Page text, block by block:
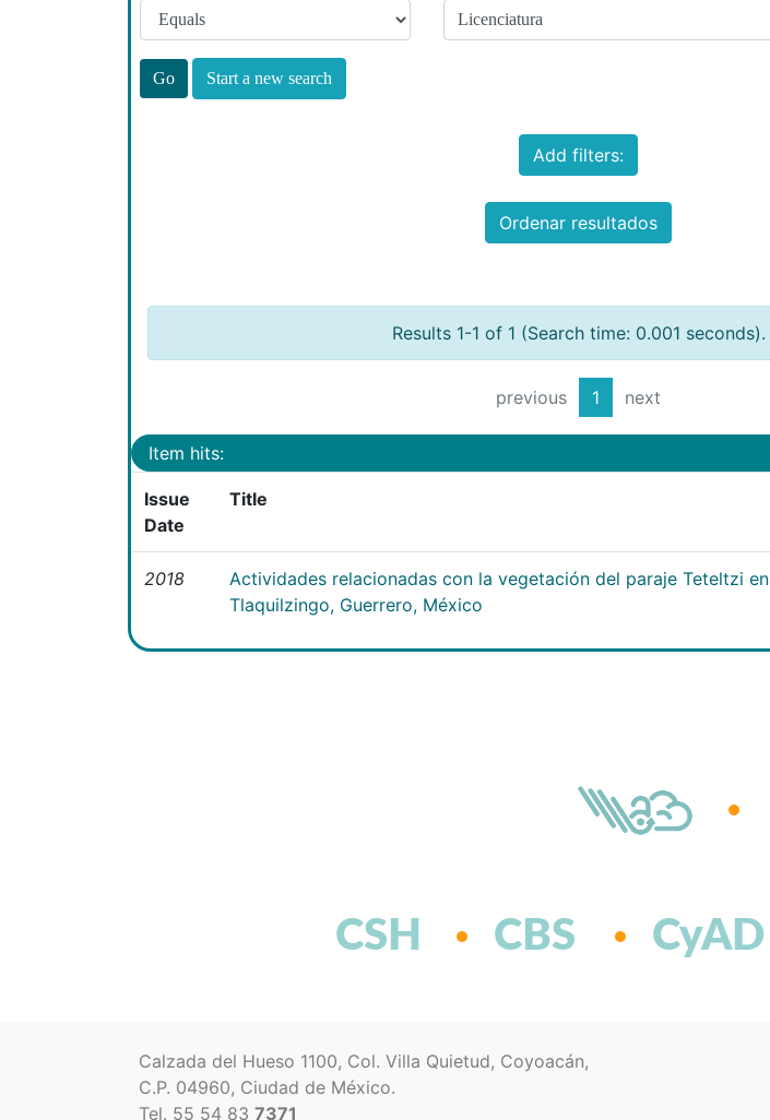
Start a new search
Add filters:
Ordenar resultados
Results 1-1 of 1 (Search time: 0.001 seconds).
previous 1 next
Item hits:
Issue
Date
Title
2018
Actividades relacionadas con la vegetación del paraje Teteltzi en
Tlaquilzingo, Guerrero, México
CSH CBS CyAD
Calzada del Hueso 1100, Col. Villa Quietud, Coyoacán,
C.P. 04960, Ciudad de México.
Tel. 55 54 83 7371